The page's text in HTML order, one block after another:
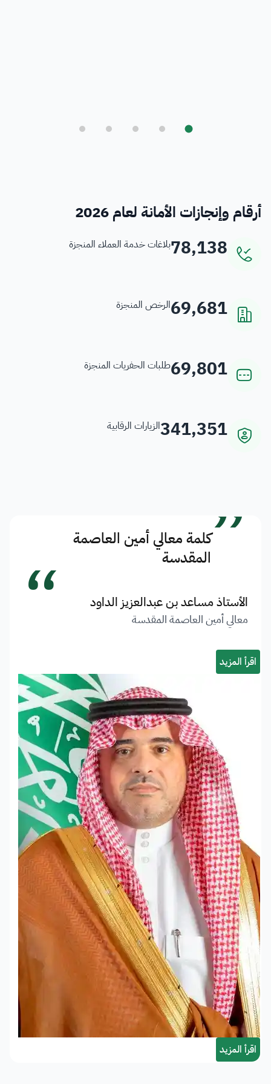
أرقام وإنجازات الأمانة لعام 2026
78,138بلاغات خدمة العملاء المنجزة
69,681الرخص المنجزة
69,801طلبات الحفريات المنجزة
341,351الزيارات الرقابية
”كلمة معالي أمين العاصمة
المقدسة
الأستاذ مساعد بن عبدالعزيز الداود
معالي أمين العاصمة المقدسة “